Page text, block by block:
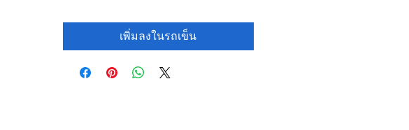
เพิ่มลงในรถเข็น